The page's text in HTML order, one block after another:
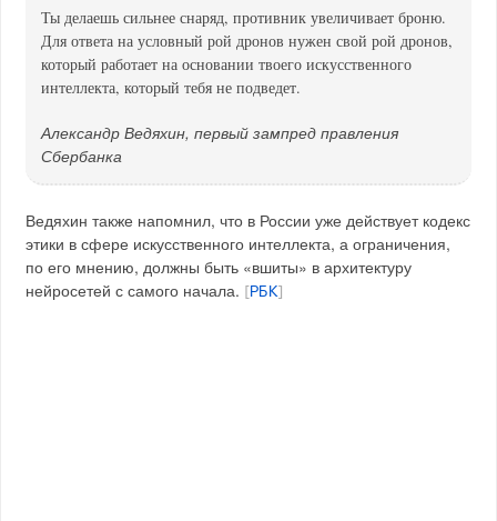
Ты делаешь сильнее снаряд, противник увеличивает броню.
Для ответа на условный рой дронов нужен свой рой дронов,
который работает на основании твоего искусственного
интеллекта, который тебя не подведет.
Александр Ведяхин, первый зампред правления
Сбербанка
Ведяхин также напомнил, что в России уже действует кодекс
этики в сфере искусственного интеллекта, а ограничения,
по его мнению, должны быть «вшиты» в архитектуру
нейросетей с самого начала.
РБК